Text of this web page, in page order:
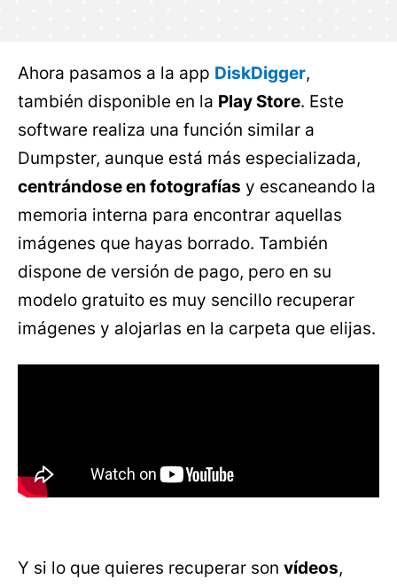
Ahora pasamos a la app DiskDigger,
también disponible en la Play Store. Este
software realiza una función similar a
Dumpster, aunque está más especializada,
centrándose en fotografías y escaneando la
memoria interna para encontrar aquellas
imágenes que hayas borrado. También
dispone de versión de pago, pero en su
modelo gratuito es muy sencillo recuperar
imágenes y alojarlas en la carpeta que elijas.
Y si lo que quieres recuperar son vídeos,